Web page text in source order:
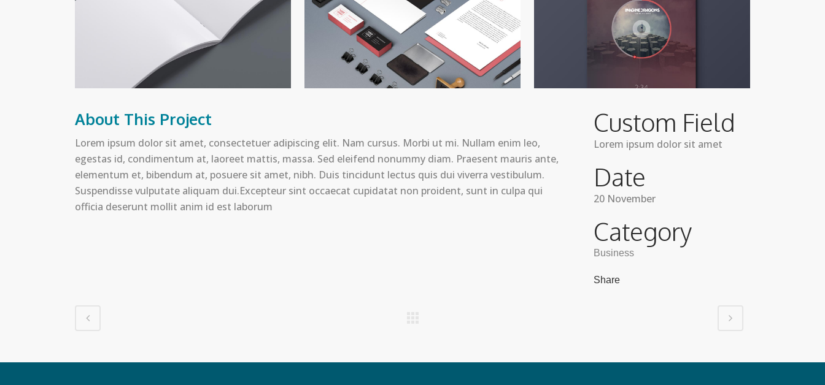
About This Project
Lorem ipsum dolor sit amet, consectetuer adipiscing elit. Nam cursus. Morbi ut mi. Nullam enim leo,
egestas id, condimentum at, laoreet mattis, massa. Sed eleifend nonummy diam. Praesent mauris ante,
elementum et, bibendum at, posuere sit amet, nibh. Duis tincidunt lectus quis dui viverra vestibulum.
Suspendisse vulputate aliquam dui.Excepteur sint occaecat cupidatat non proident, sunt in culpa qui
officia deserunt mollit anim id est laborum
Custom Field
Lorem ipsum dolor sit amet
Date
20 November
Category
Business
Share